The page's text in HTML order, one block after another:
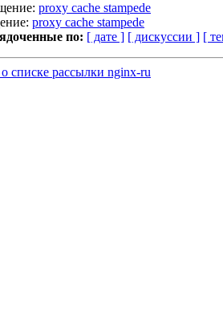
proxy cache stampede
proxy cache stampede
по: [ дате ] [ дискуссии ] [
списке рассылки nginx-ru